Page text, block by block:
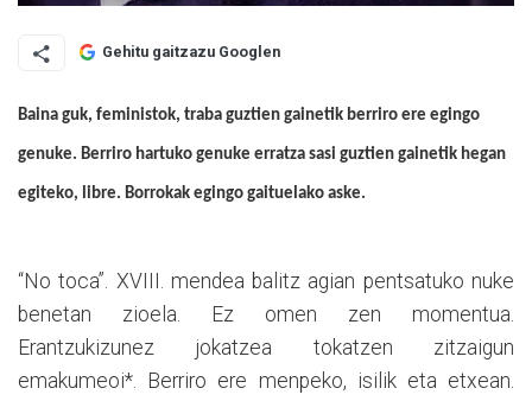
Gehitu gaitzazu Googlen
Baina guk, feministok, traba guztien gainetik berriro ere egingo
genuke. Berriro hartuko genuke erratza sasi guztien gainetik hegan
egiteko, libre. Borrokak egingo gaituelako aske.
“No toca”. XVIII. mendea balitz agian pentsatuko nuke
benetan zioela. Ez omen zen momentua.
Erantzukizunez jokatzea tokatzen zitzaigun
emakumeoi*. Berriro ere menpeko, isilik eta etxean.